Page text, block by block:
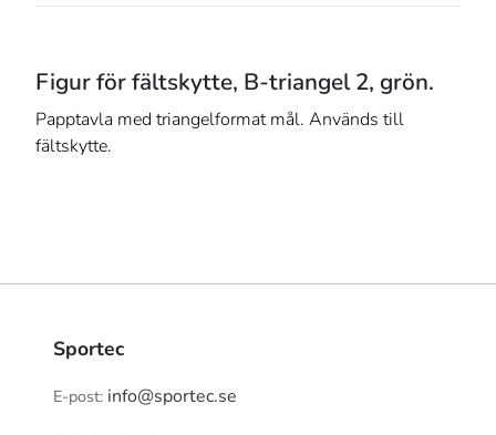
Figur för fältskytte, B-triangel 2, grön.
Papptavla med triangelformat mål. Används till
fältskytte.
Sportec
E-post: info@sportec.se